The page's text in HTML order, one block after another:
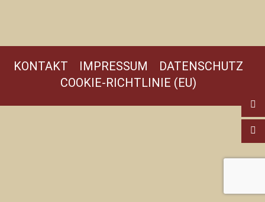
KONTAKT IMPRESSUM
DATENSCHUTZ
COOKIE-RICHTLINIE (EU)